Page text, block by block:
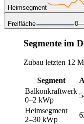
Heimsegment
Freifläche 0—
Segmente im
Zubau letzten 12
Segment
Balkonkraftwerk
0–2 kWp
Heimsegment
2–30 kWp